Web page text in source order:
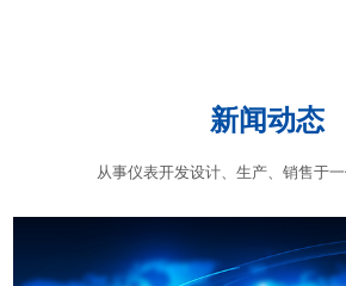
新闻动态
从事仪表开发设计、生产、销售于